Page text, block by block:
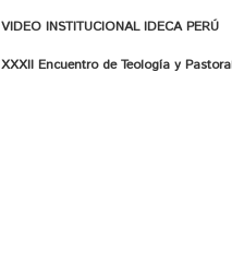
VIDEO INSTITUCIONAL IDECA PERÚ
XXXII Encuentro de Teología y